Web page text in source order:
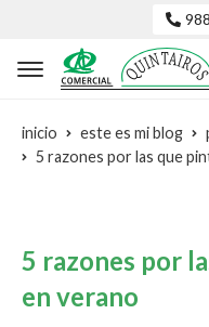
inicio este es mi blog
5 razones por las que
5 razones por
en verano